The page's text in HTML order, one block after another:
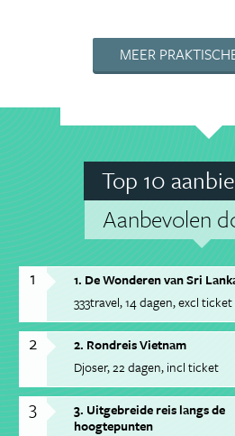
MEER
Top 10
Aanbevolen
1
1. De Wonderen van Sri
333travel 14 dagen excl ticket
2
2. Rondreis Vietnam
Djoser 22 dagen incl ticket
3
3. Uitgebreide reis langs de
hoogtepunten